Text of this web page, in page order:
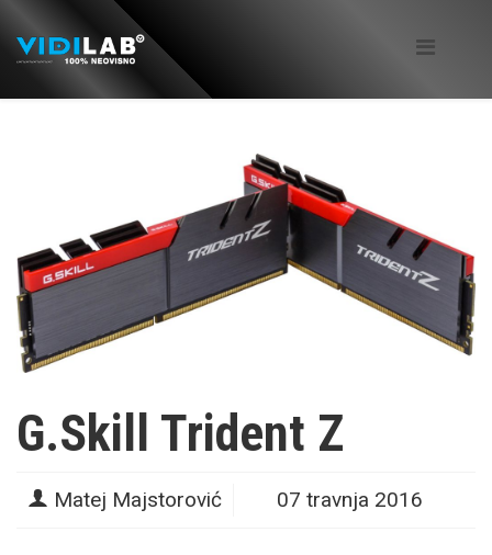
G.Skill Trident Z
Matej Majstorović 07 travnja 2016